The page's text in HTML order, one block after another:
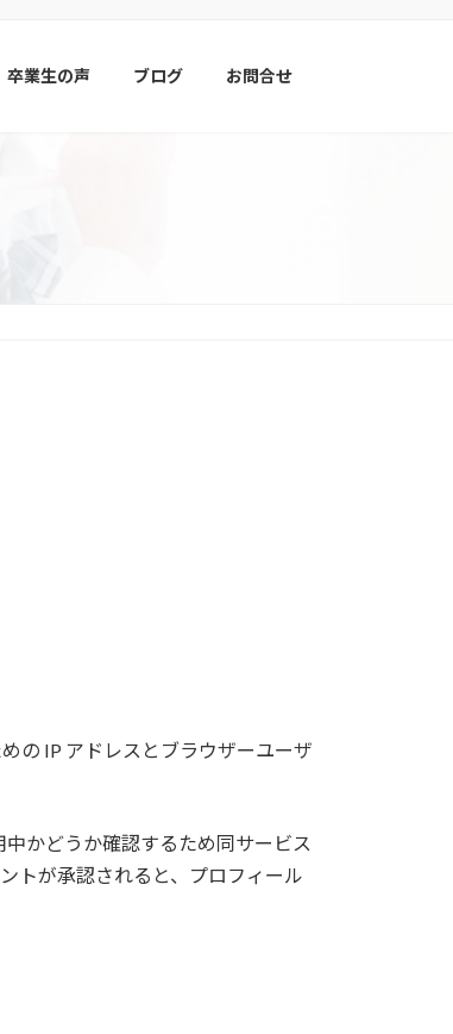
卒業生の声 ブログ お問合せ
の IP アドレスとブラウザーユーザ
かどうか確認するため同サービス
トが承認されると、プロフィール